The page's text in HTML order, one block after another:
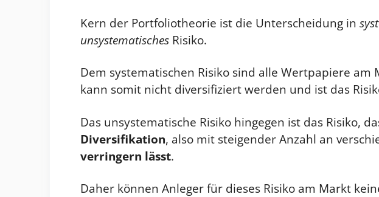
Kern der Portfoliotheorie ist die Unterscheidung in
unsystematisches Risiko.
Dem systematischen Risiko sind alle Wertpapiere am
kann somit nicht diversifiziert werden und ist das
Das unsystematische Risiko hingegen ist das Risiko,
Diversifikation, also mit steigender Anzahl an
verringern lässt.
Daher können Anleger für dieses Risiko am Markt